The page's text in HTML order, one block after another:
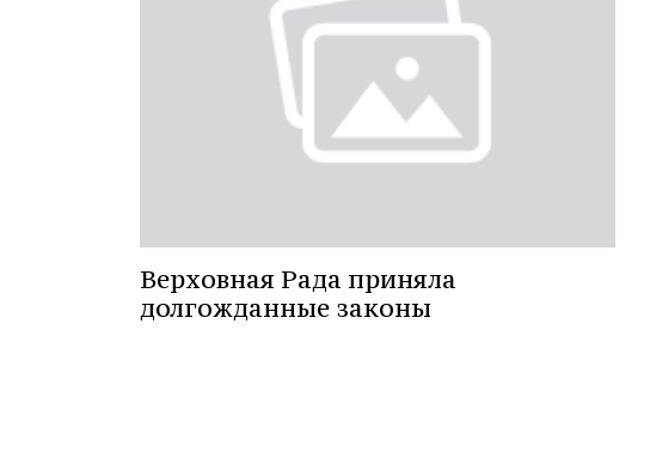
Верховная Рада приняла
долгожданные законы